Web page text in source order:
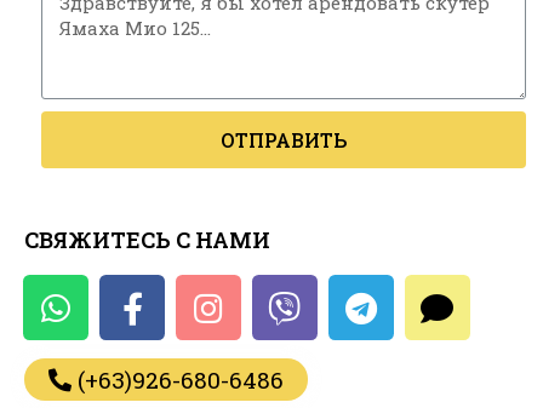
ОТПРАВИТЬ
СВЯЖИТЕСЬ С НАМИ
(+63)926-680-6486